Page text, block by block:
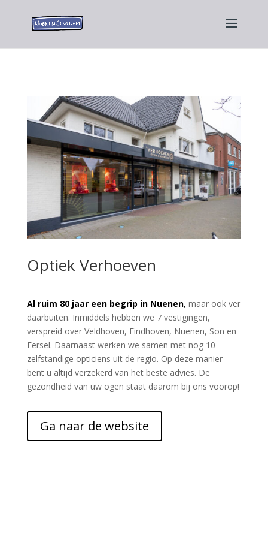
Optiek Verhoeven
Al ruim 80 jaar een begrip in Nuenen, maar ook ver
daarbuiten. Inmiddels hebben we 7 vestigingen,
verspreid over Veldhoven, Eindhoven, Nuenen, Son en
Eersel. Daarnaast werken we samen met nog 10
zelfstandige opticiens uit de regio. Op deze manier
bent u altijd verzekerd van het beste advies. De
gezondheid van uw ogen staat daarom bij ons voorop!
Ga naar de website